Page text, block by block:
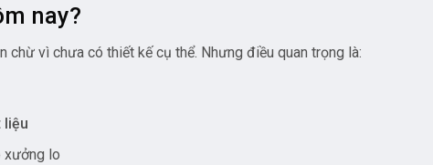
nay?
chừ vì chưa có thiết kế cụ thể. Nhưng điều quan trọng là:
liệu
xưởng lo